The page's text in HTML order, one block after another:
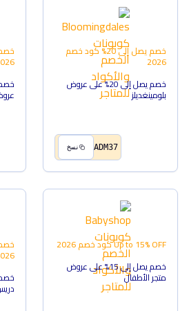
خصم يصل إلى 20% كود خصم
2026
خصم يصل إلى 20% على عروض
بلومينغديلز
ADM37 نسخ
خصم
Up to 15% OFFكود خصم2026
خصم يصل إلى 15% على عروض
متجر الأطفال
خصم